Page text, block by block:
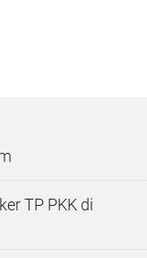
TP PKK di